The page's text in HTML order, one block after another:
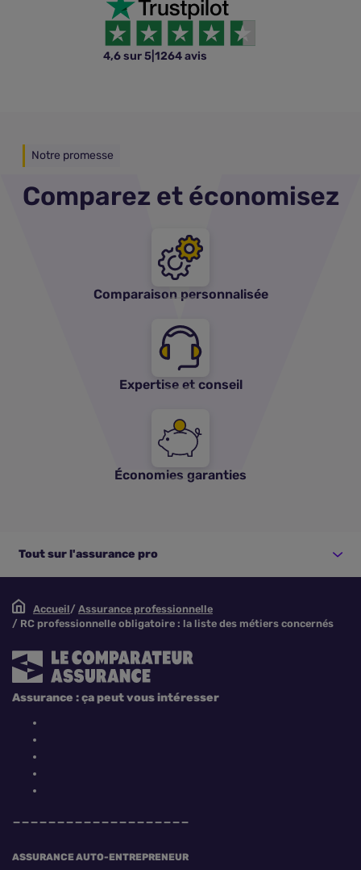
4,6 sur 5 1264 avis
Notre promesse
Comparez et économisez
Comparaison personnalisée
Expertise et conseil
Économies garanties
Tout sur l'assurance pro
Accueil
Assurance professionnelle
RC professionnelle obligatoire : la liste des métiers concernés
ASSURANCE AUTO-ENTREPRENEUR
Assurance : ça peut vous intéresser